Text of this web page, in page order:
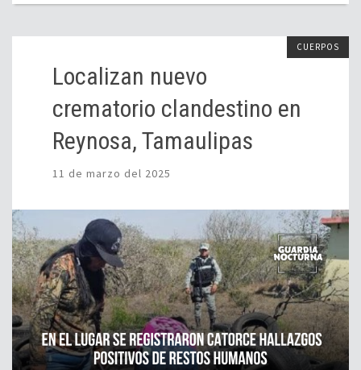
CUERPOS
Localizan nuevo
crematorio clandestino en
Reynosa, Tamaulipas
11 de marzo del 2025